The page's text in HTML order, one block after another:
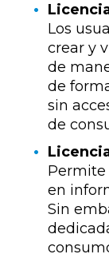
Los
crear y
de
de
sin
de
Permite
en
Sin